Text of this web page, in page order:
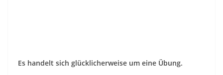
Es handelt sich glücklicherweise um eine Übung.